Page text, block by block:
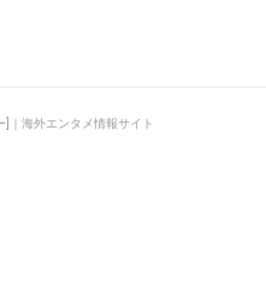
｜海外エンタメ情報サイト